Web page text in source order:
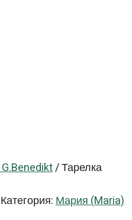
/Тарелка
Категория:Мария (Maria)